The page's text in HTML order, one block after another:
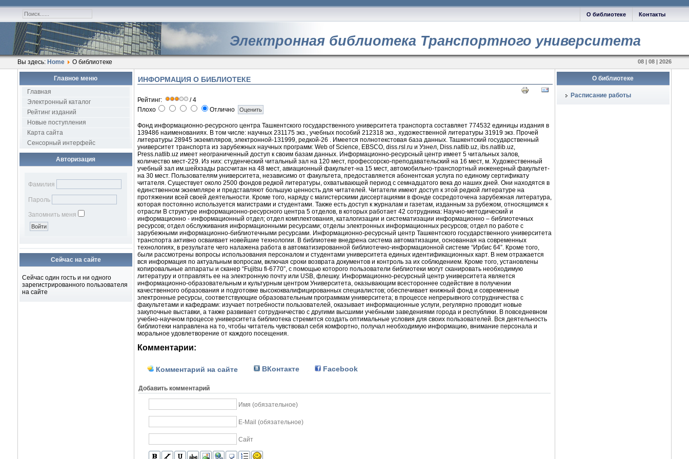
Контакты
О библиотеке
Электронная библиотека Транспортного университета
Вы здесь: Home О библиотеке 08 | 08 | 2026
Главное меню
Главная
Электронный каталог
Рейтинг изданий
Новые поступления
Карта сайта
Сенсорный интерфейс
Авторизация
Фамилия
Пароль
Запомнить меня
Сейчас на сайте
Сейчас один гость и ни одного
зарегистрированного пользователя
на сайте
ИНФОРМАЦИЯ О БИБЛИОТЕКЕ
Рейтинг:
/ 4
Плохо
Отлично
Фонд информационно-ресурсного центра Ташкентского государственного университета транспорта составляет774532 единицы издания в
139486 наименованиях.В том числе: научных 231175 экз., учебных пособий 212318 экз., художественной литературы 31919 экз. Прочей
литературы 28945 экземпляров, электронной-131999, редкой-26 . Имеется полнотекстовая база данных. Ташкентский государственный
университет транспортаиз зарубежных научных программ: Web of Science, EBSCO, diss.rsl.ru и Узнел, Diss.natlib.uz, ibs.natlib.uz,
Press.natlib.uz имеет неограниченный доступ к своим базамданных. Информационно-ресурсный центримеет 5 читальных залов,
количество мест-229. Из них: студенческий читальный зална 120 мест, профессорско-преподавательский на 16 мест, м. Художественный
учебный залим.шейхзады рассчитан на 48 мест, авиационный факультет-на 15 мест, автомобильно-транспортный инженерный факультет-
на 30 мест. Пользователям университета, независимоот факультета, предоставляется абонентская услуга по единому сертификату
читателя. Существует около 2500 фондов редкой литературы, охватывающей период с семнадцатого века до наших дней. Они находятся в
единственном экземпляре и представляют большую ценность для читателей. Читатели имеют доступ к этой редкой литературе на
протяжении всей своей деятельности. Кроме того, наряду с магистерскими диссертациями в фонде сосредоточена зарубежная литература,
которая постоянно используется магистрами и студентами. Также есть доступ к журналам и газетам, изданнымза рубежом, относящимся к
отрасли В структуре информационно-ресурсного центра 5 отделов,в которых работает 42 сотрудника: Научно-методический и
информационно - информационный отдел;отдел комплектования, каталогизации и систематизации информационно – библиотечных
ресурсов;отдел обслуживания информационными ресурсами;отделы электронных информационных ресурсов;отдел по работе с
зарубежными информационно-библиотечными ресурсами. Информационно-ресурсный центр Ташкентского государственного университета
транспорта активно осваивает новейшие технологии.В библиотеке внедрена система автоматизации, основанная на современных
технологиях, в результате чего налажена работа в автоматизированной библиотечно-информационной системе “Ирбис 64”. Кроме того,
были рассмотрены вопросы использования персоналом и студентами университета единых идентификационных карт. В нем отражается
вся информация по актуальным вопросам, включая сроки возврата документов и контрольза их соблюдением. Кроме того, установлены
копировальные аппараты и сканер “Fujitsu fi-6770”, с помощьюкоторого пользователи библиотеки могут сканировать необходимую
литературу и отправлять ее на электронную почту или USB, флешку. Информационно-ресурсный центр университетаявляется
информационно-образовательным и культурным центромУниверситета, оказывающим всестороннее содействие в получении
качественного образования и подготовке высококвалифицированных специалистов; обеспечивает книжный фонд и современные
электронные ресурсы, соответствующие образовательным программам университета; в процессе непрерывного сотрудничества с
факультетами и кафедрами: изучает потребности пользователей, оказывает информационные услуги, регулярно проводит новые
закупочные выставки, а также развивает сотрудничество с другими высшими учебными заведениями города и республики.В повседневном
учебно-научном процессе университета библиотека стремится создать оптимальные условия для своих пользователей. Вся деятельность
библиотеки направлена на то, чтобы читательчувствовал себя комфортно,получал необходимую информацию, внимание персонала и
моральное удовлетворение от каждого посещения.
Комментарии:
Комментарий на сайте ВКонтакте Facebook
Добавить комментарий
Имя (обязательное)
E-Mail (обязательное)
Сайт
О библиотеке
Расписание работы